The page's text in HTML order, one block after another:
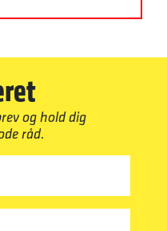
og hold dig
råd.